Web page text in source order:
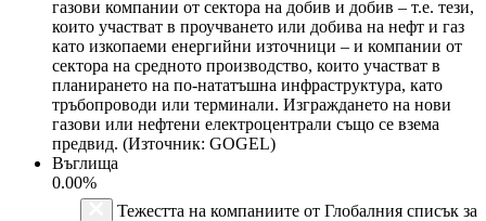
газови компании от сектора на добив и добив – т.е. тези,
които участват в проучването или добива на нефт и газ
като изкопаеми енергийни източници – и компании от
сектора на средното производство, които участват в
планирането на по-нататъшна инфраструктура, като
тръбопроводи или терминали. Изграждането на нови
газови или нефтени електроцентрали също се взема
предвид. (Източник: GOGEL)
Въглища
0.00%
Тежестта на компаниите от Глобалния списък за